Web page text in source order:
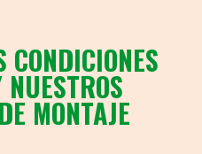
CONDICIONES
MONTAJE